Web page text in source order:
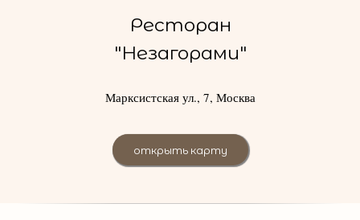
открыть карту
Ресторан
"Незагорами"
Марксистская ул., 7, Москва